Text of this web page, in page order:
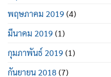
พฤษภาคม 2019 (4)
มีนาคม 2019 (1)
กุมภาพันธ์ 2019 (1)
กันยายน 2018(7)